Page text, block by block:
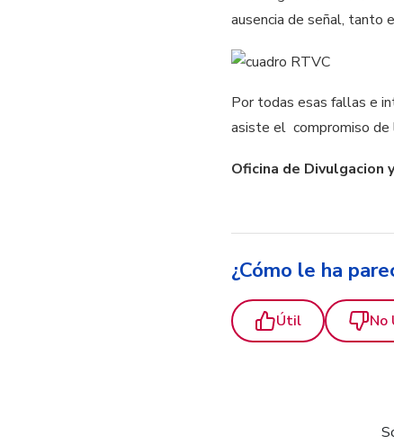
ausencia de señal, tanto
Por todas esas fallas e
asiste el compromiso de
Oficina de Divulgacion
¿Cómo le ha
Útil No